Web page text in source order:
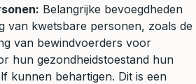
Belangrijke bevoegdheden
van kwetsbare personen, zoals de
van bewindvoerders voor
hun gezondheidstoestand hun
kunnen behartigen. Dit is een